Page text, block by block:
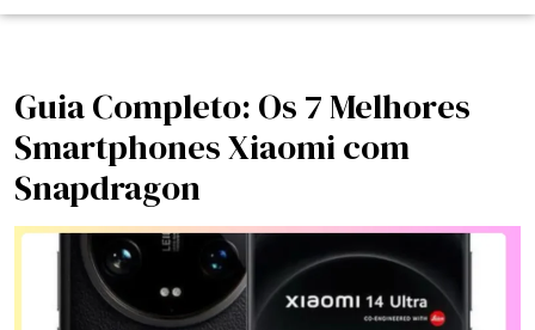
Guia Completo: Os 7 Melhores
Smartphones Xiaomi com
Snapdragon